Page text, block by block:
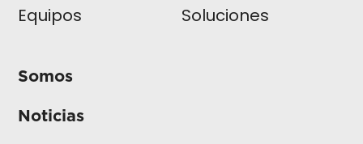
Equipos
Soluciones
Somos
Noticias